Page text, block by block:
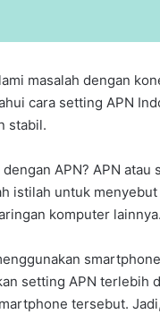
masalah dengan
cara setting APN
stabil.
APN? APN
istilah untuk
komputer lainnya.
setting APN terlebih
tersebut.